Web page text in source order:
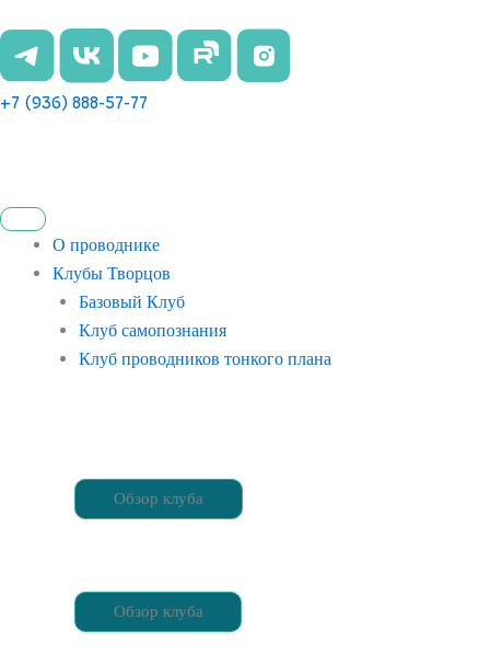
к
содержимому
+7 (936) 888-57-77
О проводнике
Клубы Творцов
Базовый Клуб
Клуб самопознания
Клуб проводников тонкого плана
Обзор клуба
Обзор клуба